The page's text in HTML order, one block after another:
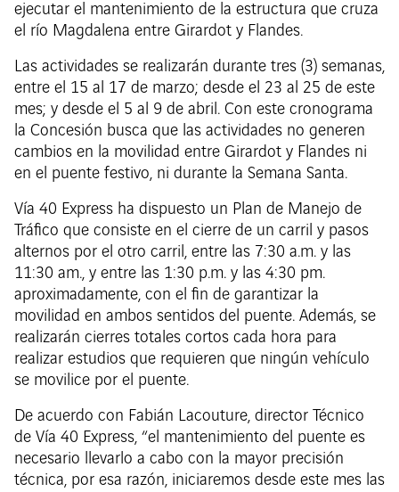
ejecutar el mantenimiento de la estructura que cruza
el río Magdalena entre Girardot y Flandes.
Las actividades se realizarán durante tres (3) semanas,
entre el 15 al 17 de marzo; desde el 23 al 25 de este
mes; y desde el 5 al 9 de abril. Con este cronograma
la Concesión busca que las actividades no generen
cambios en la movilidad entre Girardot y Flandes ni
en el puente festivo, ni durante la Semana Santa.
Vía 40 Express ha dispuesto un Plan de Manejo de
Tráfico que consiste en el cierre de un carril y pasos
alternos por el otro carril, entre las 7:30 a.m. y las
11:30 am., y entre las 1:30 p.m. y las 4:30 pm.
aproximadamente, con el fin de garantizar la
movilidad en ambos sentidos del puente. Además, se
realizarán cierres totales cortos cada hora para
realizar estudios que requieren que ningún vehículo
se movilice por el puente.
De acuerdo con Fabián Lacouture, director Técnico
de Vía 40 Express, “el mantenimiento del puente es
necesario llevarlo a cabo con la mayor precisión
técnica, por esa razón, iniciaremos desde este mes las